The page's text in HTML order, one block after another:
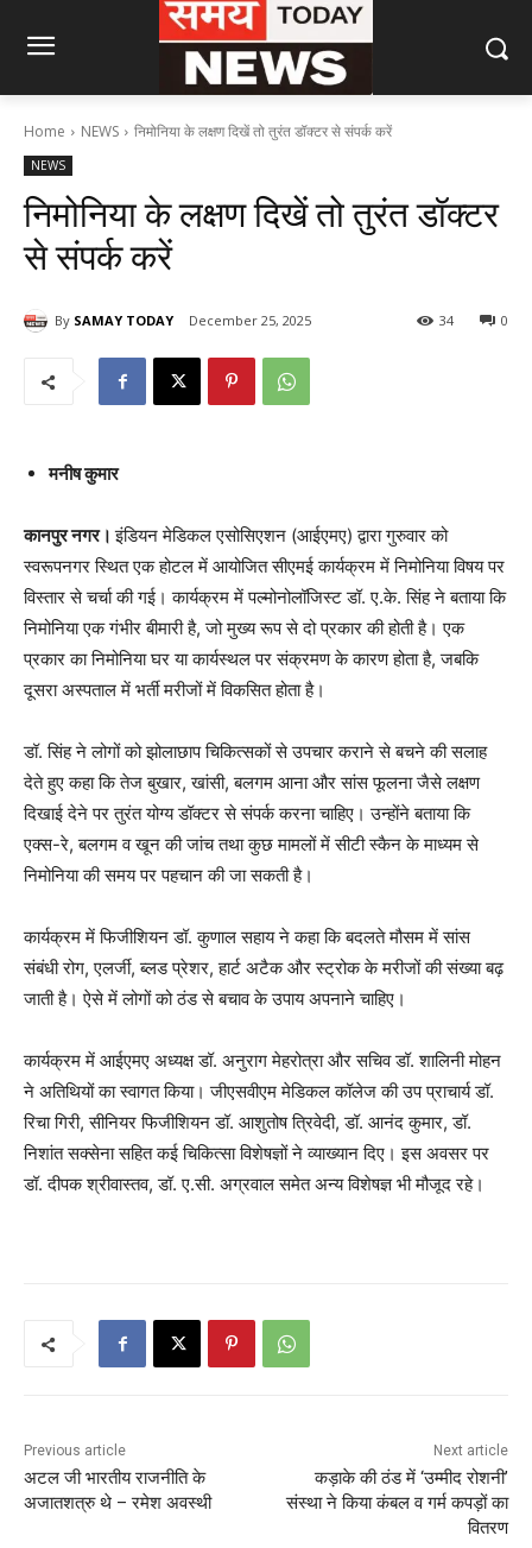
Home NEWS निमोनिया के लक्षण दिखें तो तुरंत डॉक्टर से संपर्क करें
NEWS
निमोनिया के लक्षण दिखें तो तुरंत डॉक्टर
से संपर्क करें
By SAMAY TODAY December 25, 2025 0
34
मनीष कुमार
कानपुर नगर।इंडियन मेडिकल एसोसिएशन (आईएमए) द्वारा गुरुवार को
स्वरूपनगर स्थित एक होटल में आयोजित सीएमई कार्यक्रम में निमोनिया विषय पर
विस्तार से चर्चा की गई। कार्यक्रम में पल्मोनोलॉजिस्ट डॉ. ए.के. सिंह ने बताया कि
निमोनिया एक गंभीर बीमारी है, जो मुख्य रूप से दो प्रकार की होती है। एक
प्रकार का निमोनिया घर या कार्यस्थल पर संक्रमण के कारण होता है, जबकि
दूसरा अस्पताल में भर्ती मरीजों में विकसित होता है।
डॉ. सिंह ने लोगों को झोलाछाप चिकित्सकों से उपचार कराने से बचने की सलाह
देते हुए कहा कि तेज बुखार, खांसी, बलगम आना और सांस फूलना जैसे लक्षण
दिखाई देने पर तुरंत योग्य डॉक्टर से संपर्क करना चाहिए। उन्होंने बताया कि
एक्स-रे, बलगम व खून की जांच तथा कुछ मामलों में सीटी स्कैन के माध्यम से
निमोनिया की समय पर पहचान की जा सकती है।
कार्यक्रम में फिजीशियन डॉ. कुणाल सहाय ने कहा कि बदलते मौसम में सांस
संबंधी रोग, एलर्जी, ब्लड प्रेशर, हार्ट अटैक और स्ट्रोक के मरीजों की संख्या बढ़
जाती है। ऐसे में लोगों को ठंड से बचाव के उपाय अपनाने चाहिए।
कार्यक्रम में आईएमए अध्यक्ष डॉ. अनुराग मेहरोत्रा और सचिव डॉ. शालिनी मोहन
ने अतिथियों का स्वागत किया। जीएसवीएम मेडिकल कॉलेज की उप प्राचार्य डॉ.
रिचा गिरी, सीनियर फिजीशियन डॉ. आशुतोष त्रिवेदी, डॉ. आनंद कुमार, डॉ.
निशांत सक्सेना सहित कई चिकित्सा विशेषज्ञों ने व्याख्यान दिए। इस अवसर पर
डॉ. दीपक श्रीवास्तव, डॉ. ए.सी. अग्रवाल समेत अन्य विशेषज्ञ भी मौजूद रहे।
Previous article
अटल जी भारतीय राजनीति के
अजातशत्रु थे – रमेश अवस्थी
Next article
कड़ाके की ठंड में ‘उम्मीद रोशनी’
संस्था ने किया कंबल व गर्म कपड़ों का
वितरण